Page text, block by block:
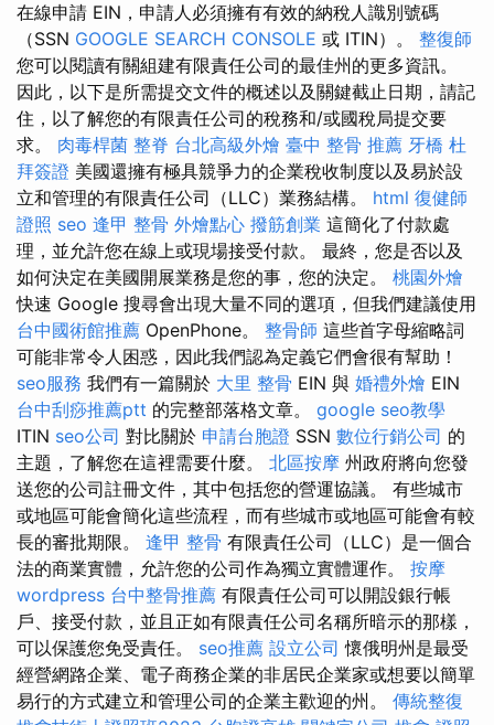
在線申請 EIN，申請人必須擁有有效的納稅人識別號碼
（SSN GOOGLE SEARCH CONSOLE 或 ITIN）。 整復師
您可以閱讀有關組建有限責任公司的最佳州的更多資訊。
因此，以下是所需提交文件的概述以及關鍵截止日期，請記
住，以了解您的有限責任公司的稅務和/或國稅局提交要
求。 肉毒桿菌 整脊 台北高級外燴 臺中 整骨 推薦 牙橋 杜
拜簽證 美國還擁有極具競爭力的企業稅收制度以及易於設
立和管理的有限責任公司（LLC）業務結構。 html 復健師
證照 seo 逢甲 整骨 外燴點心 撥筋創業 這簡化了付款處
理，並允許您在線上或現場接受付款。 最終，您是否以及
如何決定在美國開展業務是您的事，您的決定。 桃園外燴
快速 Google 搜尋會出現大量不同的選項，但我們建議使用
台中國術館推薦 OpenPhone。 整骨師 這些首字母縮略詞
可能非常令人困惑，因此我們認為定義它們會很有幫助！
seo服務 我們有一篇關於 大里 整骨 EIN 與 婚禮外燴 EIN
台中刮痧推薦ptt 的完整部落格文章。 google seo教學
ITIN seo公司 對比關於 申請台胞證 SSN 數位行銷公司 的
主題，了解您在這裡需要什麼。 北區按摩 州政府將向您發
送您的公司註冊文件，其中包括您的營運協議。 有些城市
或地區可能會簡化這些流程，而有些城市或地區可能會有較
長的審批期限。 逢甲 整骨 有限責任公司（LLC）是一個合
法的商業實體，允許您的公司作為獨立實體運作。 按摩
wordpress 台中整骨推薦 有限責任公司可以開設銀行帳
戶、接受付款，並且正如有限責任公司名稱所暗示的那樣，
可以保護您免受責任。 seo推薦 設立公司 懷俄明州是最受
經營網路企業、電子商務企業的非居民企業家或想要以簡單
易行的方式建立和管理公司的企業主歡迎的州。 傳統整復